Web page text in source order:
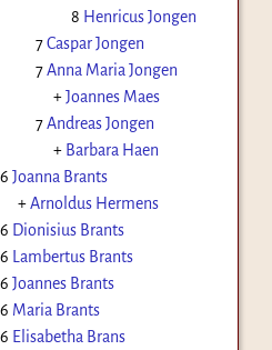
8 Henricus Jongen
7Caspar Jongen
7Anna Maria Jongen
+Joannes Maes
7Andreas Jongen
+ Barbara Haen
6 Joanna Brants
+Arnoldus Hermens
6 Dionisius Brants
6 Lambertus Brants
6 Joannes Brants
6 Maria Brants
6 Elisabetha Brans